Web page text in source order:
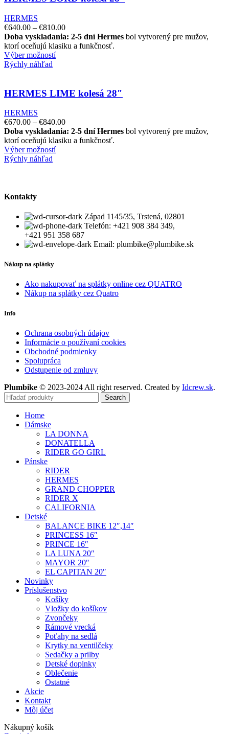
HERMES
€640.00 – €810.00
Doba vyskladania: 2-5 dní Hermes bol vytvorený pre mužov,
ktorí oceňujú klasiku a funkčnosť.
Výber možností
Rýchly náhľad
HERMES LIME kolesá 28″
HERMES
€670.00 – €840.00
Doba vyskladania: 2-5 dní Hermes bol vytvorený pre mužov,
ktorí oceňujú klasiku a funkčnosť.
Výber možností
Rýchly náhľad
Kontakty
Západ 1145/35, Trstená, 02801
Telefón: +421 908 384 349,
+421 951 358 687
Email: plumbike@plumbike.sk
Nákup na splátky
Ako nakupovať na splátky online cez QUATRO
Nákup na splátky cez Quatro
Info
Ochrana osobných údajov
Informácie o používaní cookies
Obchodné podmienky
Spolupráca
Odstupenie od zmluvy
Plumbike © 2023-2024 All right reserved. Created by Idcrew.sk.
Search
Home
Dámske
LA DONNA
DONATELLA
RIDER GO GIRL
Pánske
RIDER
HERMES
GRAND CHOPPER
RIDER X
CALIFORNIA
Detské
BALANCE BIKE 12″,14″
PRINCESS 16″
PRINCE 16″
LA LUNA 20″
MAYOR 20″
EL CAPITAN 20″
Novinky
Príslušenstvo
Košíky
Vložky do košíkov
Zvončeky
Rámové vrecká
Poťahy na sedlá
Krytky na ventilčeky
Sedačky a prilby
Detské doplnky
Oblečenie
Ostatné
Akcie
Kontakt
Môj účet
Nákupný košík